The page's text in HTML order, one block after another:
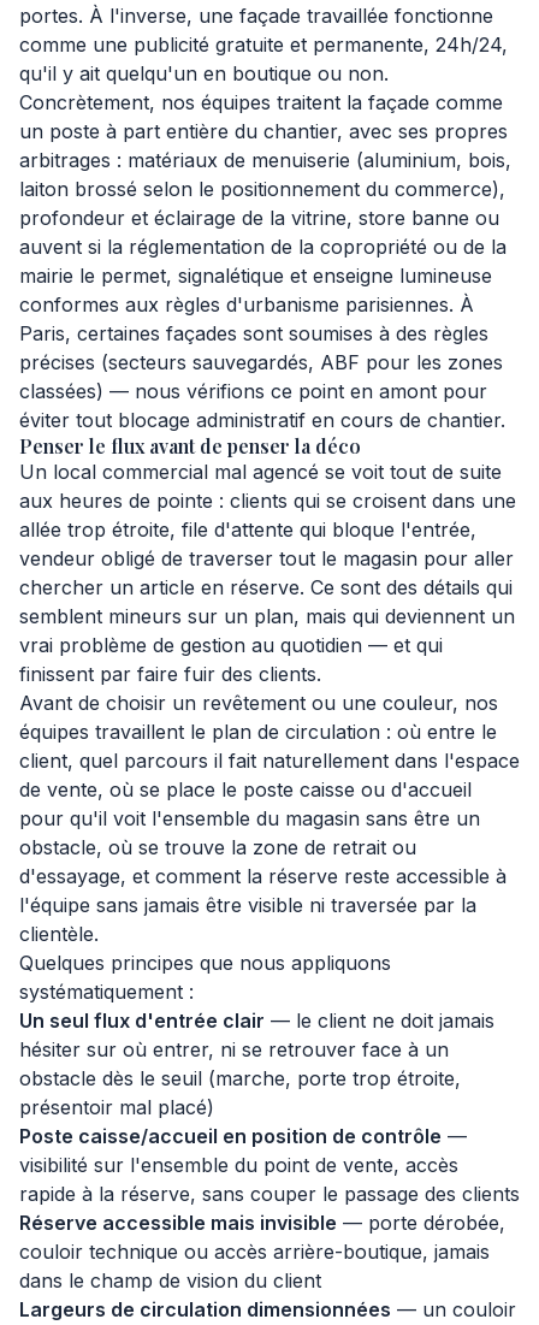
portes. À l'inverse, une façade travaillée fonctionne
comme une publicité gratuite et permanente, 24h/24,
qu'il y ait quelqu'un en boutique ou non.
Concrètement, nos équipes traitent la façade comme
un poste à part entière du chantier, avec ses propres
arbitrages : matériaux de menuiserie (aluminium, bois,
laiton brossé selon le positionnement du commerce),
profondeur et éclairage de la vitrine, store banne ou
auvent si la réglementation de la copropriété ou de la
mairie le permet, signalétique et enseigne lumineuse
conformes aux règles d'urbanisme parisiennes. À
Paris, certaines façades sont soumises à des règles
précises (secteurs sauvegardés, ABF pour les zones
classées) — nous vérifions ce point en amont pour
éviter tout blocage administratif en cours de chantier.
Penser le flux avant de penser la déco
Un local commercial mal agencé se voit tout de suite
aux heures de pointe : clients qui se croisent dans une
allée trop étroite, file d'attente qui bloque l'entrée,
vendeur obligé de traverser tout le magasin pour aller
chercher un article en réserve. Ce sont des détails qui
semblent mineurs sur un plan, mais qui deviennent un
vrai problème de gestion au quotidien — et qui
finissent par faire fuir des clients.
Avant de choisir un revêtement ou une couleur, nos
équipes travaillent le plan de circulation : où entre le
client, quel parcours il fait naturellement dans l'espace
de vente, où se place le poste caisse ou d'accueil
pour qu'il voit l'ensemble du magasin sans être un
obstacle, où se trouve la zone de retrait ou
d'essayage, et comment la réserve reste accessible à
l'équipe sans jamais être visible ni traversée par la
clientèle.
Quelques principes que nous appliquons
systématiquement :
Un seul flux d'entrée clair — le client ne doit jamais
hésiter sur où entrer, ni se retrouver face à un
obstacle dès le seuil (marche, porte trop étroite,
présentoir mal placé)
Poste caisse/accueil en position de contrôle —
visibilité sur l'ensemble du point de vente, accès
rapide à la réserve, sans couper le passage des clients
Réserve accessible mais invisible — porte dérobée,
couloir technique ou accès arrière-boutique, jamais
dans le champ de vision du client
Largeurs de circulation dimensionnées — un couloir